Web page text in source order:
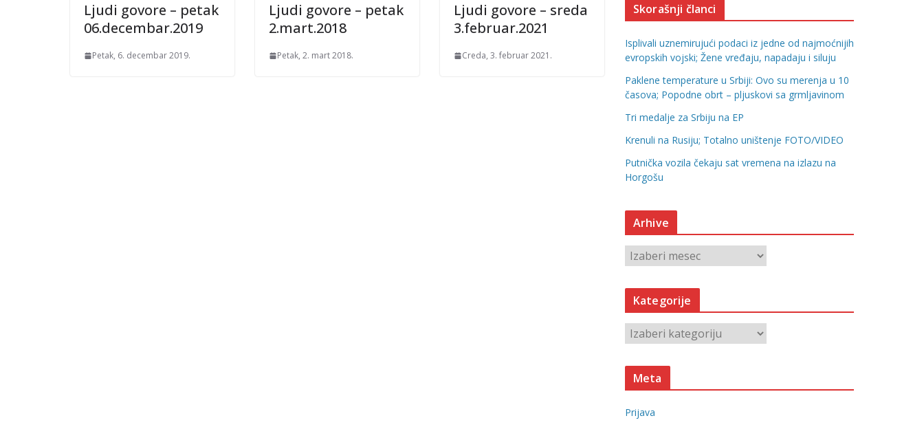
Ljudi govore – petak
06.decembar.2019
Petak, 6. decembar 2019.
Ljudi govore – petak
2.mart.2018
Petak, 2. mart 2018.
Ljudi govore – sreda
3.februar.2021
Creda, 3. februar 2021.
Skorašnji članci
Isplivali uznemirujući podaci iz jedne od najmoćnijih
evropskih vojski; Žene vređaju, napadaju i siluju
Paklene temperature u Srbiji: Ovo su merenja u 10
časova; Popodne obrt – pljuskovi sa grmljavinom
Tri medalje za Srbiju na EP
Krenuli na Rusiju; Totalno uništenje FOTO/VIDEO
Putnička vozila čekaju sat vremena na izlazu na
Horgošu
Arhive
r
h
v
Kategorije
a
t
o
Meta
Prijava